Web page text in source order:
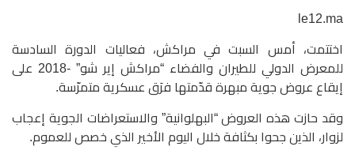
le12.ma
اختتمت، أمس السبت في مراكش، فعاليات الدورة السادسة
للمعرض الدولي للطيران والفضاء “مراكش إير شو” -2018 على
إيقاع عروض جوية مبهرة قدّمتها فرَق عسكرية متمرّسة.
وقد حازت هذه العروض “البهلوانية” والاستعراضات الجوية إعجاب
لزوار، الذين جحوا بكثافة خلال اليوم الأخير الذي خصص للعموم.